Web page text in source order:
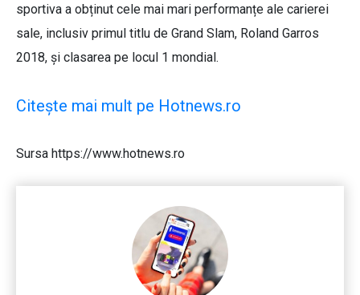
sportiva a obținut cele mai mari performanțe ale carierei
sale, inclusiv primul titlu de Grand Slam, Roland Garros
2018, și clasarea pe locul 1 mondial.
Citește mai mult pe Hotnews.ro
Sursa https://www.hotnews.ro